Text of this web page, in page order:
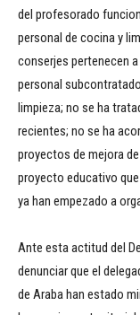
del profesorado
personal de cocina y
conserjes pertenecen
personal
limpieza; no se ha
recientes; no se ha
proyectos de mejora
proyecto educativo
ya han empezado a
Ante esta actitud del
denunciar que el
de Araba han estado